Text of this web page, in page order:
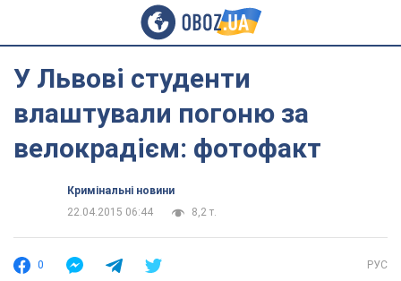
У Львові студенти
влаштували погоню за
велокрадієм: фотофакт
Кримінальні новини
22.04.2015 06:44
8,2 т.
0 РУС